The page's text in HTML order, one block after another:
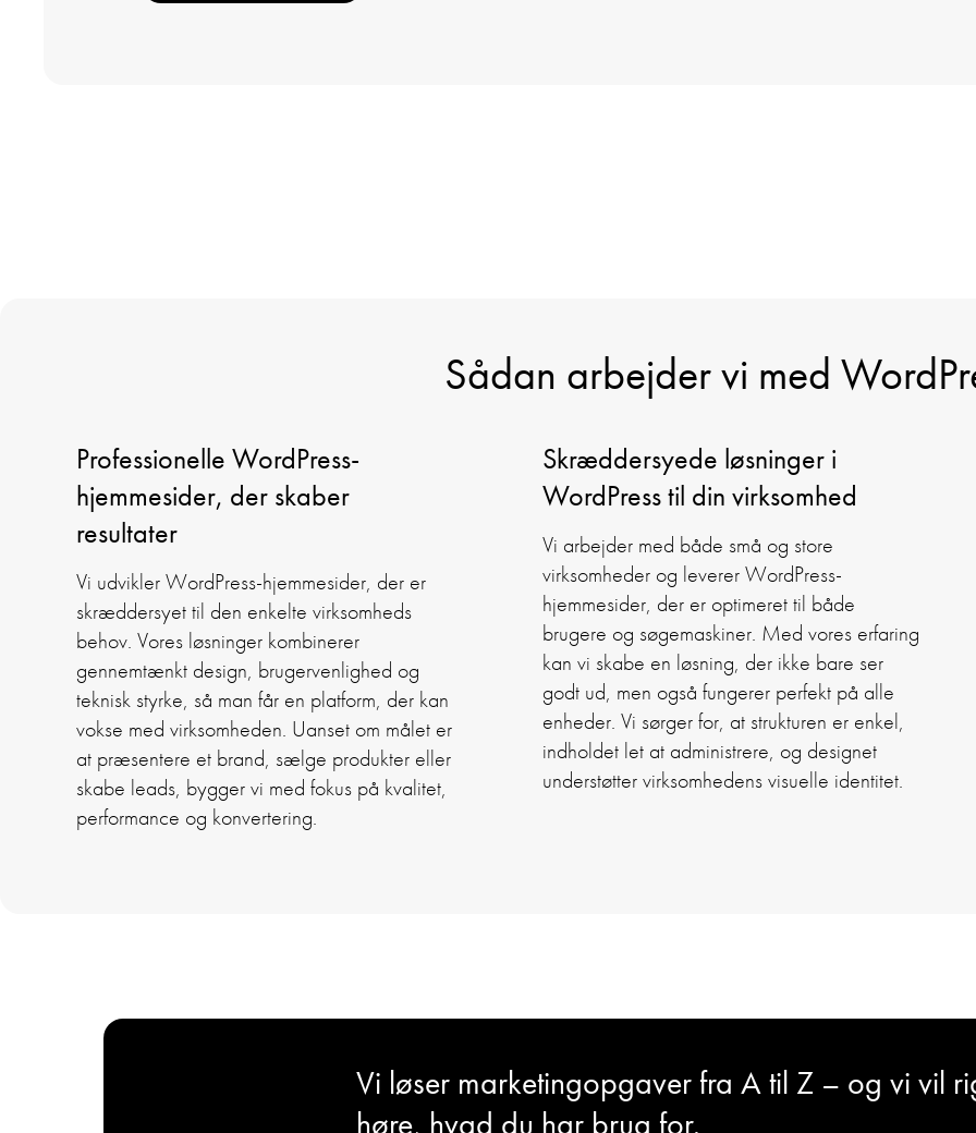
Sådan arbejder vi med
Professionelle WordPress-
hjemmesider, der skaber
resultater
Vi udvikler WordPress-hjemmesider, der er
skræddersyet til den enkelte virksomheds
behov. Vores løsninger kombinerer
gennemtænkt design, brugervenlighed og
teknisk styrke, så man får en platform, der kan
vokse med virksomheden. Uanset om målet er
at præsentere et brand, sælge produkter eller
skabe leads, bygger vi med fokus på kvalitet,
performance og konvertering.
Skræddersyede løsninger i
WordPress til din virksomhed
Vi arbejder med både små og store
virksomheder og leverer WordPress-
hjemmesider, der er optimeret til både
brugere og søgemaskiner. Med vores erfaring
kan vi skabe en løsning, der ikke bare ser
godt ud, men også fungerer perfekt på alle
enheder. Vi sørger for, at strukturen er enkel,
indholdet let at administrere, og designet
understøtter virksomhedens visuelle identitet.
Vi løser marketingopgaver fra A til Z – og vi vil
høre, hvad du har brug for.